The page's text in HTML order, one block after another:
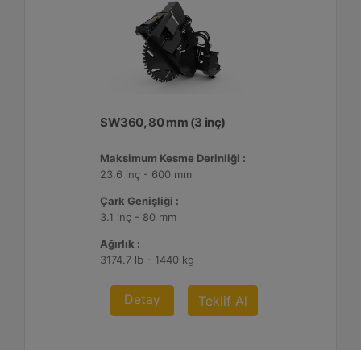
SW360, 80 mm (3 inç)
Maksimum Kesme Derinliği :
23.6 inç - 600 mm
Çark Genişliği :
3.1 inç - 80 mm
Ağırlık :
3174.7 lb - 1440 kg
Detay Teklif Al